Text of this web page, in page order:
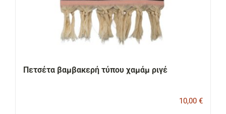
Πετσέτα βαμβακερή τύπου χαμάμ ριγέ
10,00 €